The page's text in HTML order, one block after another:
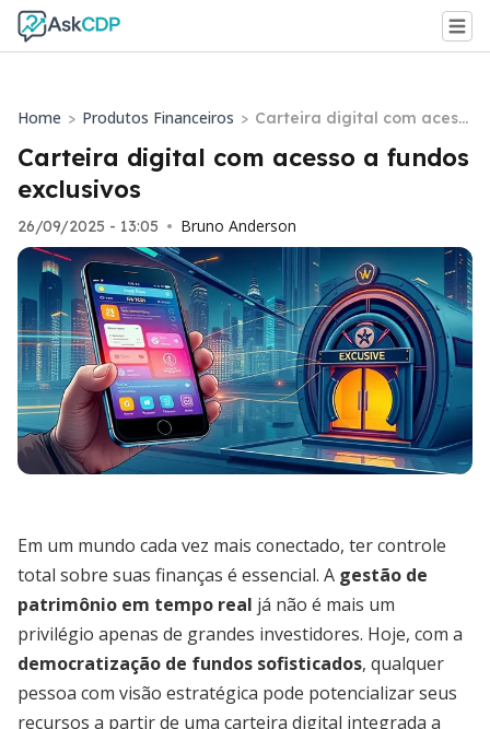
Home > Produtos Financeiros > Carteira digital com acess
o a fundos exclusivos
Carteira digital com acesso a fundos
exclusivos
26/09/2025 - 13:05 • Bruno Anderson
Em um mundo cada vez mais conectado, ter controle
total sobre suas finanças é essencial. A gestão de
patrimônio em tempo real já não é mais um
privilégio apenas de grandes investidores. Hoje, com a
democratização de fundos sofisticados, qualquer
pessoa com visão estratégica pode potencializar seus
recursos a partir de uma carteira digital integrada a